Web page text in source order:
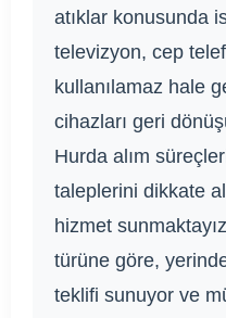
atıklar konusunda
televizyon, cep
kullanılamaz hale
cihazları geri
Hurda alım
taleplerini dikkate
hizmet
türüne göre,
teklifi sunuyor ve